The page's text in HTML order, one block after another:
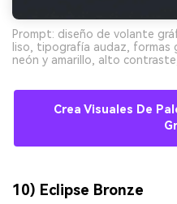
Prompt: diseño de volante
liso, tipografía audaz, formas
neón y amarillo, alto
Crea Visuales De
10) Eclipse Bronze